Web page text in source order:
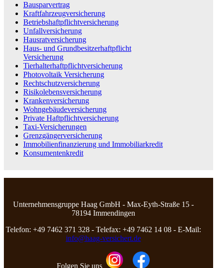
Bausparvertrag
Kraftfahrzeugversicherung
Betriebshaftpflichtversicherung
Unfallversicherung
Hausratversicherung
Haus- und Grundbesitzerhaftpflicht
Versicherung
Tierhalterhaftpflichtversicherung
Photovoltaik Versicherung
Rechtschutzversicherung
Risikolebensversicherung
Krankenversicherung
Wohngebäudeversicherung
Private Haftpflichtversicherung
Taxi-Versicherungen
Grenzgängerversicherung
Immobilienfinanzierung und Immobiliarkredit
Konsumentenkredit
Unternehmensgruppe Haag GmbH - Max-Eyth-Straße 15 -
78194 Immendingen
Telefon: +49 7462 371 328 - Telefax: +49 7462 14 08 - E-Mail:
info@haag-versichert.de
Folgen Sie uns